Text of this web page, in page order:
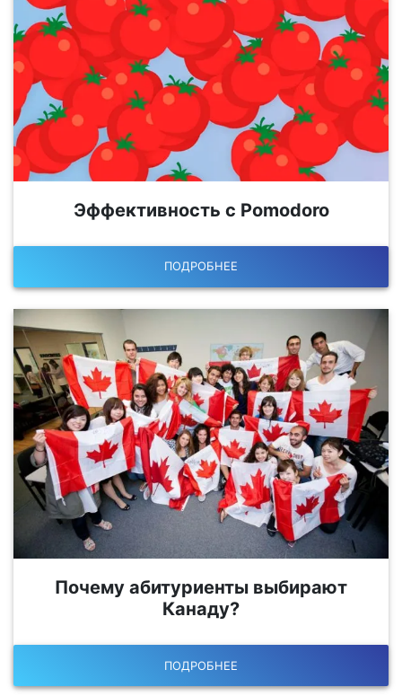
Эффективность с Pomodoro
ПОДРОБНЕЕ
Почему абитуриенты выбирают
Канаду?
ПОДРОБНЕЕ